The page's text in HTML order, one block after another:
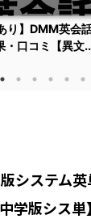
り】DMM英会
・口コミ【異文
システム
学版シス単】